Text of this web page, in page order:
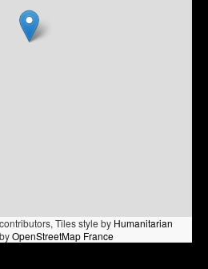
contributors, Tiles style by Humanitarian
OpenStreetMap France